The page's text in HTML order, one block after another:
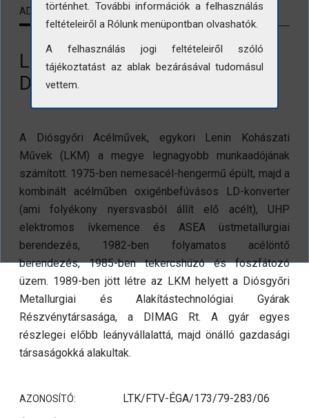
ADATLAP KAPCSOLÓDÓ TARTALMAK
Lenin Kohászati Művek (LKM),
Diósgyőr
A Diósgyőri Acélművek, egykori Lenin Kohászati
Művek (LKM) a megye legnagyobb munkaadójának
számított. 1975-ben nemesacél-hengermű épült, majd a
kombinált acélműben oxigénbefúvásos LD-konverter
(ami folyékony nyersvasból állít elő acélt), UHP
elektromos ívkemence és ASEA üstmetallurgiai
berendezés, 1982-ben folyamatos acélöntő
berendezés, 1985-ben tekercshúzó és foszfátozó
üzem. 1989-ben jött létre az LKM helyett a Diósgyőri
Metallurgiai és Alakítástechnológiai Gyárak
Részvénytársasága, a DIMAG Rt. A gyár egyes
részlegei előbb leányvállalattá, majd önálló gazdasági
társaságokká alakultak.
AZONOSÍTÓ: LTK/FTV-ÉGA/173/79-283/06
történhet. További információk a felhasználás
feltételeiről a Rólunk menüpontban olvashatók.
A felhasználás jogi feltételeiről szóló
tájékoztatást az ablak bezárásával tudomásul
vettem.